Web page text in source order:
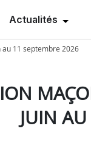
Actualités
11 septembre 2026
JUIN